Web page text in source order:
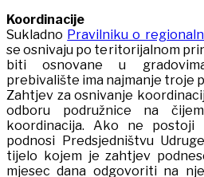
Koordinacije
Sukladno Pravilniku o
se osnivaju po teritorijalnom
biti osnovane u
prebivalište ima najmanje troje
Zahtjev za osnivanje
odboru podružnice na
koordinacija. Ako ne postoji
podnosi Predsjedništvu
tijelo kojem je zahtjev
mjesec dana odgovoriti na